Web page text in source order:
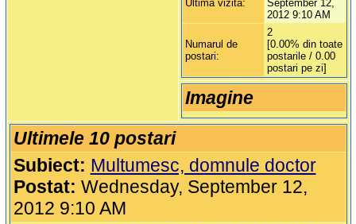
Ultima vizita:
September 12,
2012 9:10 AM
Numarul de
postari:
2
[0.00% din toate
postarile / 0.00
postari pe zi]
Imagine
Ultimele 10 postari
Subiect: Multumesc, domnule doctor
Postat: Wednesday, September 12,
2012 9:10 AM